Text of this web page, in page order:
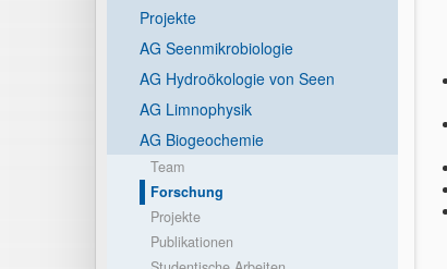
Projekte
AG Seenmikrobiologie
AG Hydroökologie von Seen
AG Limnophysik
AG Biogeochemie
Team
Forschung
Projekte
Publikationen